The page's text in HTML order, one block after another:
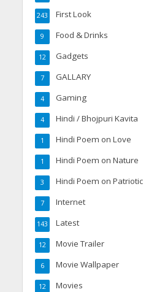
First Look
243
Food & Drinks
9
Gadgets
12
GALLARY
7
Gaming
4
Hindi / Bhojpuri Kavita
4
Hindi Poem on Love
1
Hindi Poem on Nature
1
Hindi Poem on Patriotic
3
Internet
7
Latest
143
Movie Trailer
12
Movie Wallpaper
6
Movies
12